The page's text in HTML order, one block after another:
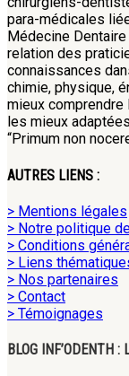
para-médicales
Médecine
relation des
connaissances
chimie, physique,
mieux
les mieux
“Primum non
AUTRES LIENS :
> Mentions légales
> Notre politique
> Conditions
> Liens
> Nos partenaires
> Contact
> Témoignages
BLOG INF’ODENTH :